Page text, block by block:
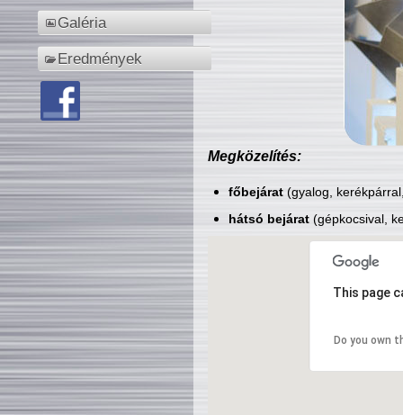
Galéria
Eredmények
Megközelítés:
főbejárat(gyalog,
hátsó bejárat(gépkocsival,
This page
Do you own